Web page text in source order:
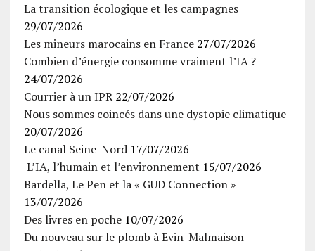
La transition écologique et les campagnes
29/07/2026
Les mineurs marocains en France 27/07/2026
Combien d’énergie consomme vraiment l’IA ?
24/07/2026
Courrier à un IPR 22/07/2026
Nous sommes coincés dans une dystopie climatique
20/07/2026
Le canal Seine-Nord 17/07/2026
L’IA, l’humain et l’environnement 15/07/2026
Bardella, Le Pen et la « GUD Connection »
13/07/2026
Des livres en poche 10/07/2026
Du nouveau sur le plomb à Evin-Malmaison